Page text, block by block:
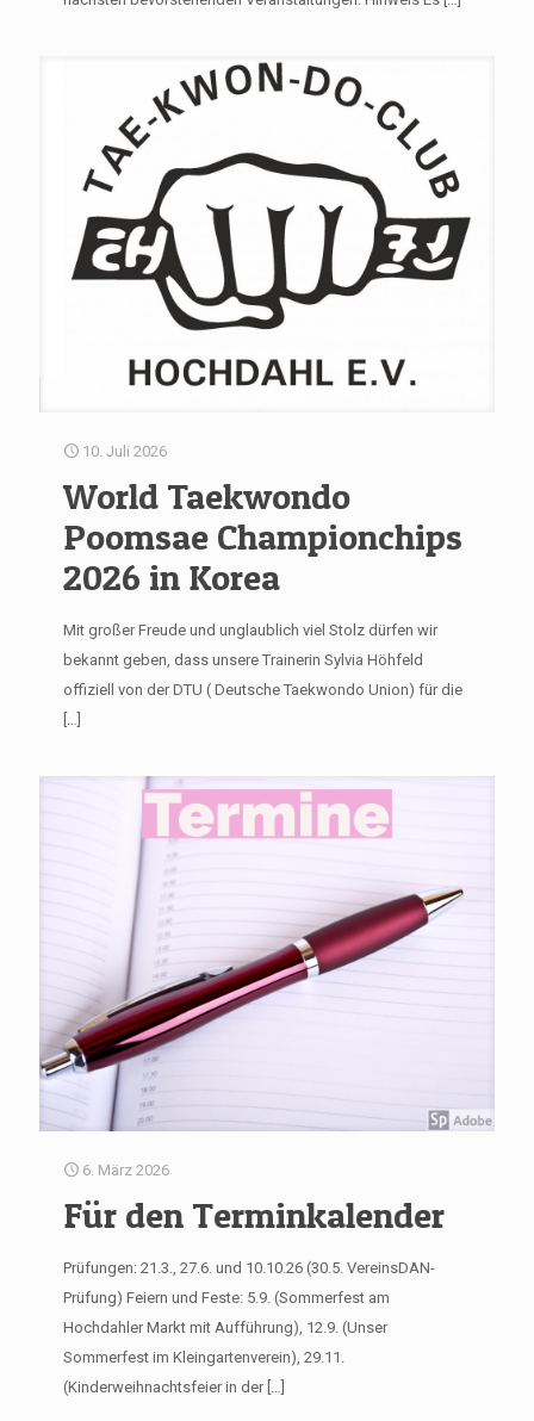
10. Juli 2026
World Taekwondo
Poomsae Championchips
2026 in Korea
Mit großer Freude und unglaublich viel Stolz dürfen wir
bekannt geben, dass unsere Trainerin Sylvia Höhfeld
offiziell von der DTU ( Deutsche Taekwondo Union) für die
6. März 2026
Für den Terminkalender
Prüfungen: 21.3., 27.6. und 10.10.26 (30.5. VereinsDAN-
Prüfung) Feiern und Feste: 5.9. (Sommerfest am
Hochdahler Markt mit Aufführung), 12.9. (Unser
Sommerfest im Kleingartenverein), 29.11.
(Kinderweihnachtsfeier in der[…]